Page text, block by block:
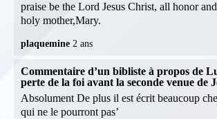
praise be the Lord Jesus Christ, all honor
holy mother,Mary.
plaquemine 2 ans
Commentaire d’un bibliste à propos de
perte de la foi avant la seconde venue de
Absolument De plus il est écrit beaucoup
qui ne le pourront pas’